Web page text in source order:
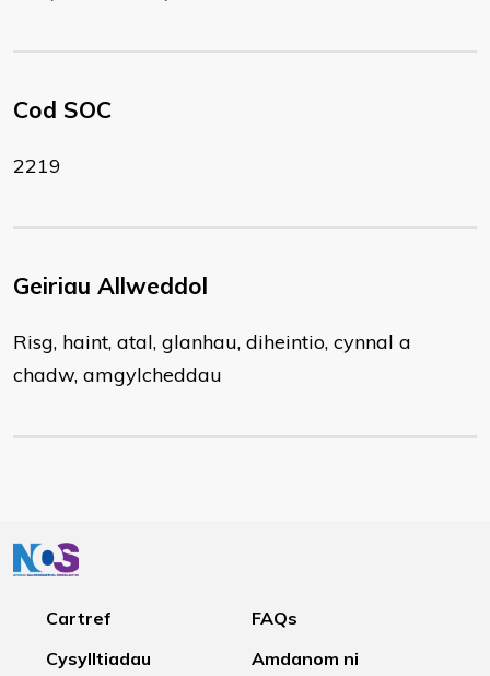
Cod SOC
2219
Geiriau Allweddol
Risg, haint, atal, glanhau, diheintio, cynnal a
chadw, amgylcheddau
Cartref
FAQs
Cysylltiadau
Amdanom ni